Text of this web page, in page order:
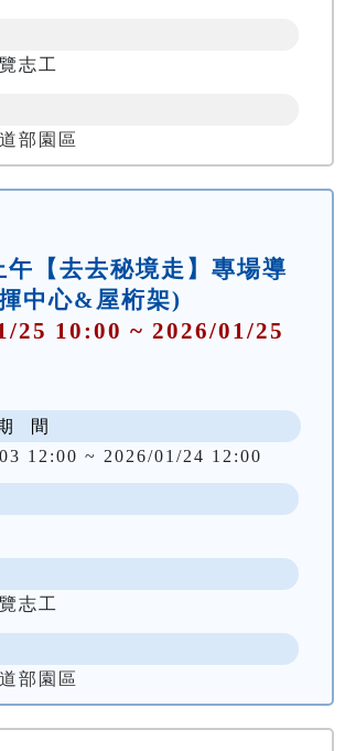
志工
部園區
【去去秘境走】專場導
中心&屋桁架)
25 10:00 ~ 2026/01/25
間
12:00 ~ 2026/01/24 12:00
志工
部園區